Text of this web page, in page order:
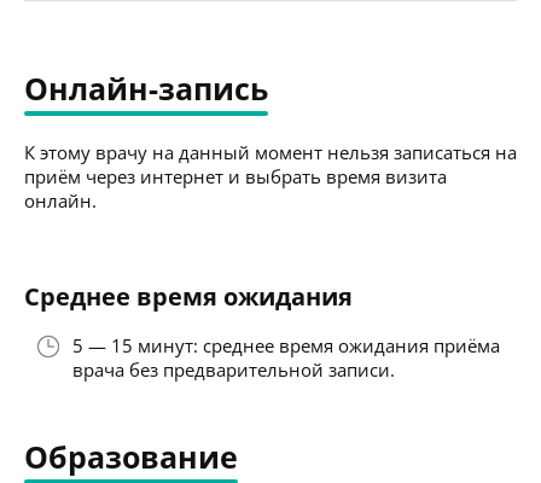
Онлайн-запись
К этому врачу на данный момент нельзя записаться на
приём через интернет и выбрать время визита
онлайн.
Среднее время ожидания
5 — 15 минут: среднее время ожидания приёма
врача без предварительной записи.
Образование